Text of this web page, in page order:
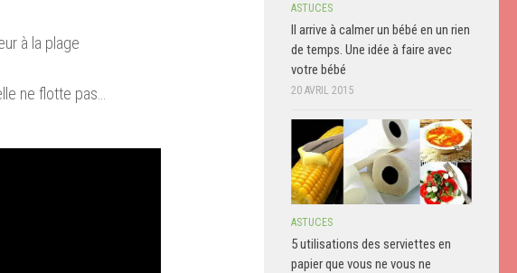
à la plage
ne flotte pas…
ASTUCES
Il arrive à calmer un bébé en un rien
de temps. Une idée à faire avec
votre bébé
20 AVRIL 2015
ASTUCES
5 utilisations des serviettes en
papier que vous ne vous ne